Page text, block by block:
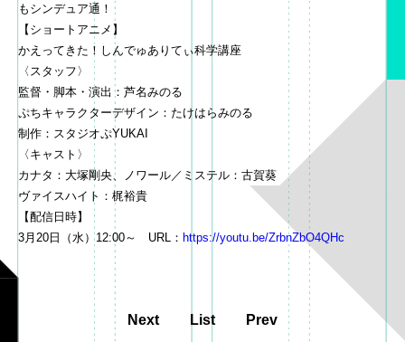
もシンデュア通！
【ショートアニメ】
かえってきた！しんでゅありてぃ科学講座
〈スタッフ〉
監督・脚本・演出：芦名みのる
ぷちキャラクターデザイン：たけはらみのる
制作：スタジオぷYUKAI
〈キャスト〉
カナタ：大塚剛央、ノワール／ミステル：古賀葵
ヴァイスハイト：梶裕貴
【配信日時】
3月20日（水）12:00～ URL： https://youtu.be/ZrbnZbO4QHc
Next List Prev